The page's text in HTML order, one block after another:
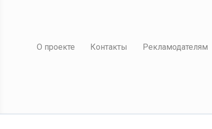
О проекте Контакты Рекламодателям